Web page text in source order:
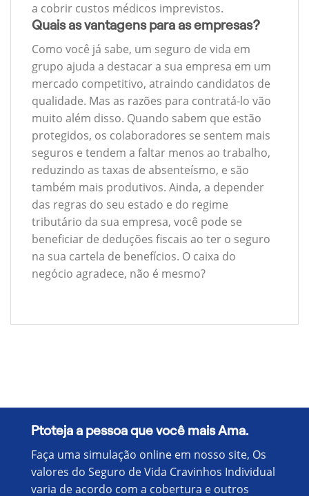
a cobrir custos médicos imprevistos.
Quais as vantagens para as empresas?
Como você já sabe, um seguro de vida em
grupo ajuda a destacar a sua empresa em um
mercado competitivo, atraindo candidatos de
qualidade. Mas as razões para contratá-lo vão
muito além disso. Quando sabem que estão
protegidos, os colaboradores se sentem mais
seguros e tendem a faltar menos ao trabalho,
reduzindo as taxas de absenteísmo, e são
também mais produtivos. Ainda, a depender
das regras do seu estado e do regime
tributário da sua empresa, você pode se
beneficiar de deduções fiscais ao ter o seguro
na sua cartela de benefícios. O caixa do
negócio agradece, não é mesmo?
Ptoteja a pessoa que você mais Ama.
Faça uma simulação online em nosso site, Os
valores do Seguro de Vida Cravinhos Individual
varia de acordo com a cobertura e outros